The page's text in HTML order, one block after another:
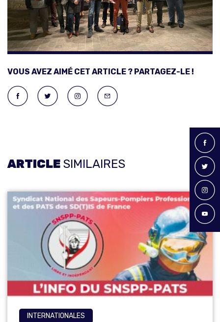
VOUS AVEZ AIMÉ CET ARTICLE ? PARTAGEZ-LE !
ARTICLE SIMILAIRES
INTERNATIONALES